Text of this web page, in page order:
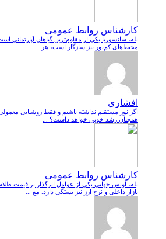
کارشناس روابط عمومی
بله، سانسوریا یکی از مقاوم‌ترین گیاهان آپارتمانی
محیط‌های کم‌نور نیز سازگار است، هر ...
افشاری
اگر نور مستقیم نداشته باشیم و فقط روشنایی
همچنان رشد خوبی خواهد داشت؟ ...
کارشناس روابط عمومی
بله، اونس جهانی یکی از عوامل اثرگذار بر قیمت
بازار داخلی و نرخ ارز نیز بستگی دارد. مع ...